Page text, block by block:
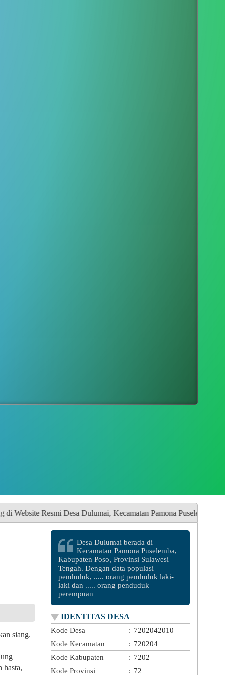
Dulumai, Kecamatan Pamona Puselemba, Kabupaten Poso Provinsi
siang.
hasta,
Desa Dulumai berada di
Kecamatan Pamona Puselemba,
Kabupaten Poso, Provinsi Sulawesi
Tengah. Dengan data populasi
penduduk, ..... orang penduduk laki-
laki dan ..... orang penduduk
perempuan
IDENTITAS DESA
Kode Desa
: 7202042010
Kode Kecamatan
: 720204
Kode Kabupaten
: 7202
Kode Provinsi
: 72